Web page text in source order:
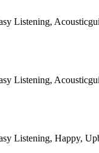
Listening,
Listening,
Listening, Happy,